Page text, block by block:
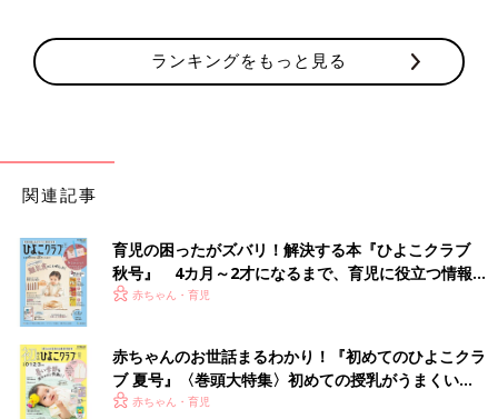
入園してから園選びを反省してしまうこともあるようです。
確かに園選びは大切です。持ち物とかオムツの持ち帰りとか習い
思います。
見てしまいますが、幼児の保育のほうが違いが大きかったりしま
す。
子どもがのびのびと遊べているか、楽しく過ごせているか、保育
士を信頼して頼っているかは、重要ポイントです。
すので、大人や子ども同士のかかわりの質がとても大切なので
す。
ランキングをもっと見る
関連記事
育児の困ったがズバリ！解決する本『ひよこクラブ
秋号』 4カ月～2才になるまで、育児に役立つ情報が
いっぱい！
赤ちゃん・育児
赤ちゃんのお世話まるわかり！『初めてのひよこクラ
ブ 夏号』〈巻頭大特集〉初めての授乳がうまくい
く！ おっぱい・ミルクの基本と夏のトラブル 解決テ
赤ちゃん・育児